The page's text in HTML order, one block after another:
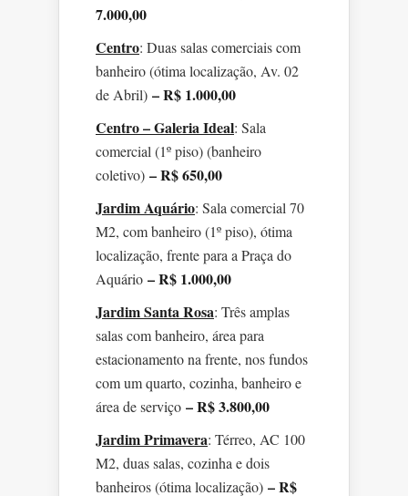
7.000,00
Centro: Duas salas comerciais com
banheiro (ótima localização, Av. 02
de Abril) – R$ 1.000,00
Centro – Galeria Ideal: Sala
comercial (1º piso) (banheiro
coletivo) – R$ 650,00
Jardim Aquário: Sala comercial 70
M2, com banheiro (1º piso), ótima
localização, frente para a Praça do
Aquário – R$ 1.000,00
Jardim Santa Rosa: Três amplas
salas com banheiro, área para
estacionamento na frente, nos fundos
com um quarto, cozinha, banheiro e
área de serviço – R$ 3.800,00
Jardim Primavera: Térreo, AC 100
M2, duas salas, cozinha e dois
banheiros (ótima localização) – R$